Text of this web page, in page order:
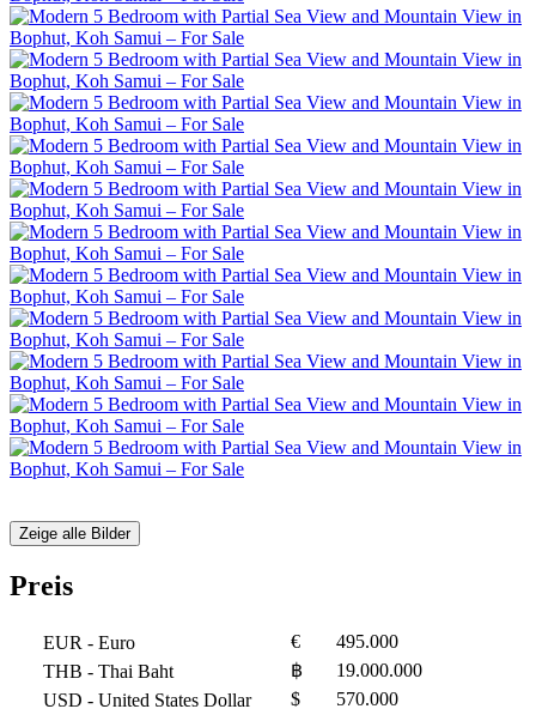
Zeige alle Bilder
Preis
EUR - Euro €
495.000
THB - Thai Baht ฿
19.000.000
USD - United States Dollar $
570.000